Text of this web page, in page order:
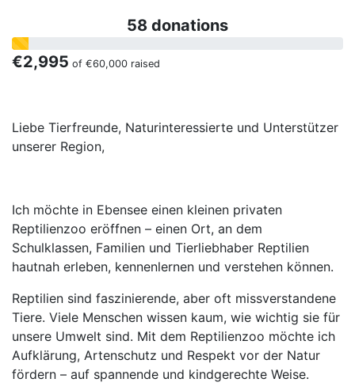
58 donations
€2,995 of €60,000 raised
Liebe Tierfreunde, Naturinteressierte und Unterstützer
unserer Region,
Ich möchte in Ebensee einen kleinen privaten
Reptilienzoo eröffnen – einen Ort, an dem
Schulklassen, Familien und Tierliebhaber Reptilien
hautnah erleben, kennenlernen und verstehen können.
Reptilien sind faszinierende, aber oft missverstandene
Tiere. Viele Menschen wissen kaum, wie wichtig sie für
unsere Umwelt sind. Mit dem Reptilienzoo möchte ich
Aufklärung, Artenschutz und Respekt vor der Natur
fördern – auf spannende und kindgerechte Weise.